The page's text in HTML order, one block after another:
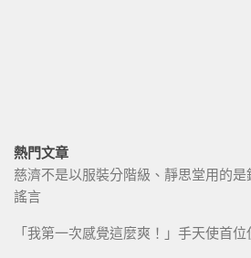
熱門文章
慈濟不是以服裝分階級、靜思堂用的
謠言
「我第一次感覺這麼爽！」手天使首